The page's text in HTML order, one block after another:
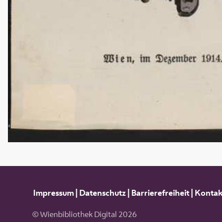
Impressum| Datenschutz| Barrierefreiheit|
© Wienbibliothek Digital 2026